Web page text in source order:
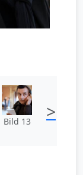
Bild 13 >